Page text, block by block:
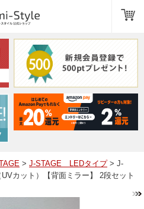
> J-STAGE LEDタイプ> J-
カット）【背面ミラー】 2段セット